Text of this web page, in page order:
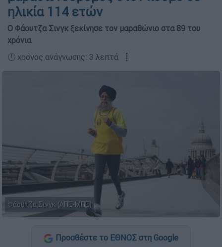
ηλικία 114 ετών
Ο Φάουτζα Σινγκ ξεκίνησε τον μαραθώνιο στα 89 του
χρόνια
🕛 χρόνος ανάγνωσης: 3 λεπτά ┋
Φάουτζα Σινγκ (ΑΠΕ-ΜΠΕ)
Προσθέστε το ΕΘΝΟΣ στη Google